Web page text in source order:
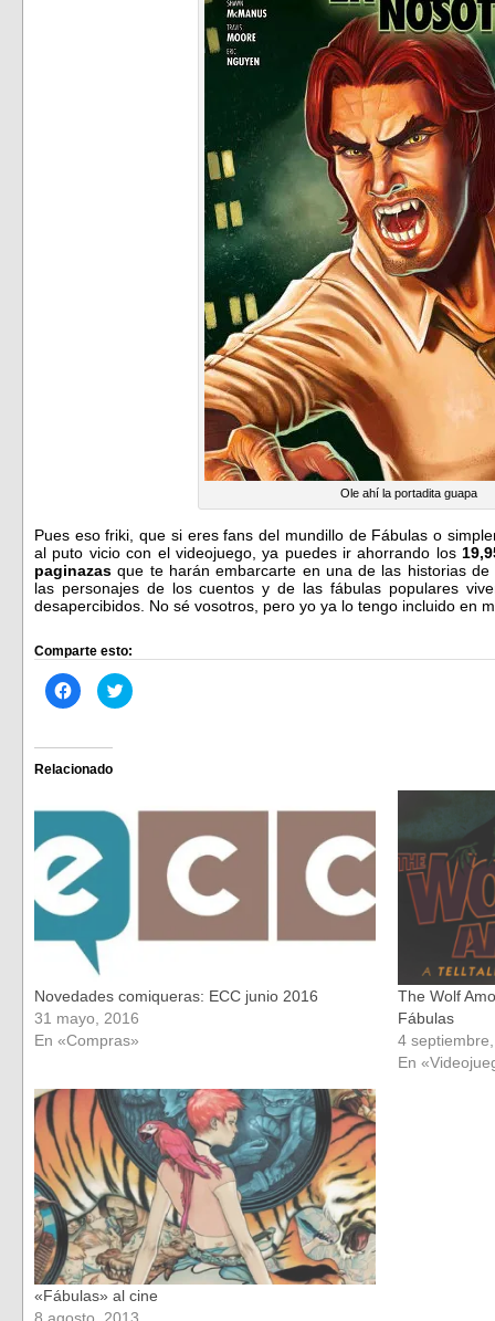
Ole ahí la portadita guapa
Pues eso friki, que si eres fans del mundillo de Fábulas o
al puto vicio con el videojuego, ya puedes ir ahorrando los
paginazas que te harán embarcarte en una de las historias
las personajes de los cuentos y de las fábulas populares
desapercibidos. No sé vosotros, pero yo ya lo tengo incluido en
Comparte esto:
Haz
clic
Facebook
(Se
abre
una
ventana
nueva)
Haz
clic
una
ventana
nueva)
Relacionado
Novedades comiqueras: ECC junio 2016
31 mayo, 2016
En «Compras»
The Wolf
Fábulas
4
En
«Fábulas» al cine